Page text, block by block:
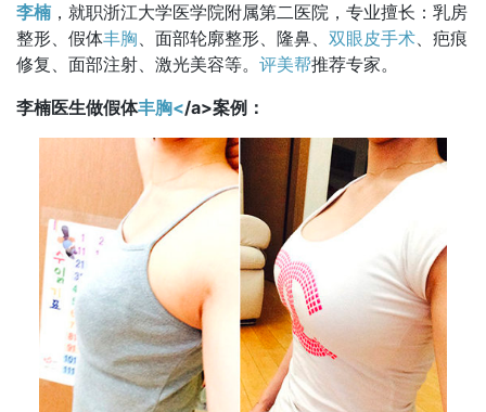
李楠 ，就职浙江大学医学院附属第二医院，专业擅长：乳房
整形、假体丰胸、面部轮廓整形、隆鼻、 双眼皮手术、疤痕
修复、面部注射、激光美容等。 评美帮推荐专家。
李楠医生做假体丰胸</a>案例：